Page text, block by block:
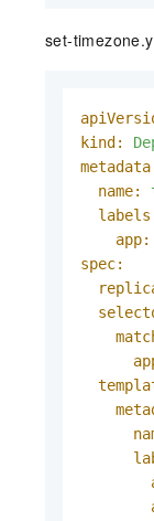
set-
kind:
name:
app:
spec: